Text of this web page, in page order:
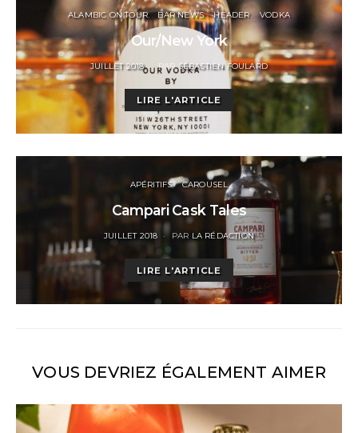
ALAMBIC ON TOUR BAR NEWS HEADER VODKA
Our/New York
POSTED
ON
JUILLET 2018 PAR SÉBASTIEN FOULARD
LIRE L'ARTICLE
APÉRITIFS CAROUSEL
Campari Cask Tales
POSTED
JUILLET 2018 PAR LA RÉDACTION
LIRE L'ARTICLE
VOUS DEVRIEZ ÉGALEMENT AIMER